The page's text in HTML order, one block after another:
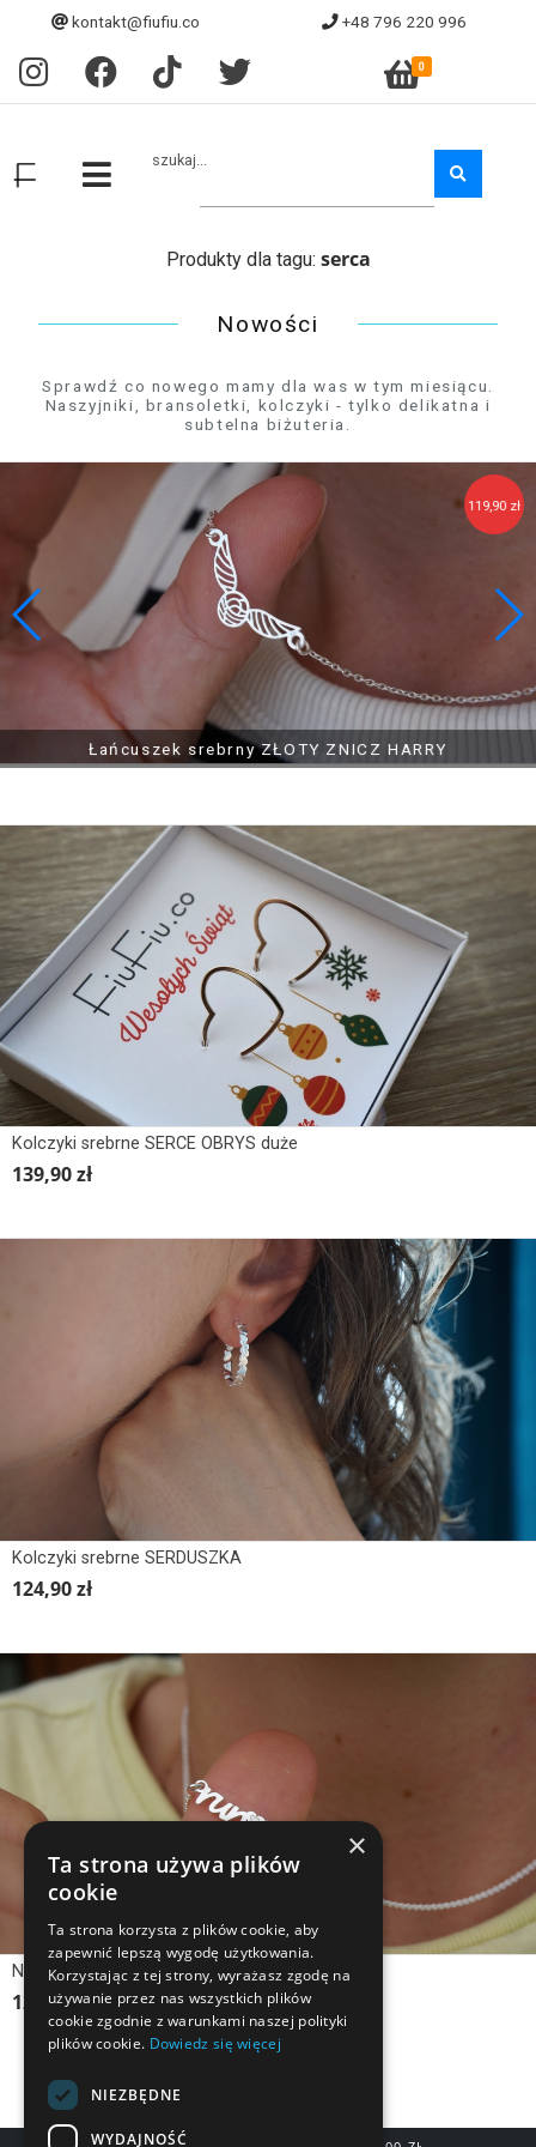
kontakt@fiufiu.co +48 796 220 996
0
szukaj...
Produkty dla tagu: serca
Nowości
Sprawdź co nowego mamy dla was w tym miesiącu.
Naszyjniki, bransoletki, kolczyki - tylko delikatna i
subtelna biżuteria.
Bransoletka srebrna CAMPING, NAMIOT, BIWAK, HAMAK Łańcuszek srebrny ZŁOTY ZNICZ HARRY
119,90 zł
Bransoletka srebrna GÓRY GIEWONT
Łańcuszek srebrny, pozłacany PŁETWA DWUSTRONNA,
kolor
Kolczyki srebrne SERCE OBRYS duże
139,90 zł
Kolczyki srebrne SERDUSZKA
124,90 zł
Naszyjnik srebrny RUN Z SERDUSZKIEM
129,90 zł
×
Ta strona używa plików
cookie
Ta strona korzysta z plików cookie, aby
zapewnić lepszą wygodę użytkowania.
Korzystając z tej strony, wyrażasz zgodę na
używanie przez nas wszystkich plików
cookie zgodnie z warunkami naszej polityki
plików cookie. Dowiedz się więcej
NIEZBĘDNE
WYDAJNOŚĆ